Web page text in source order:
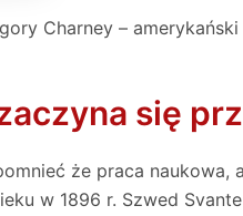
Charney –
się
że praca naukowa,
w 1896 r. Szwed